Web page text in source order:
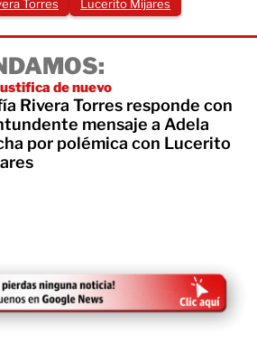
Torres Lucerito Mijares
de nuevo
Rivera Torres responde con
mensaje a Adela
por polémica con Lucerito